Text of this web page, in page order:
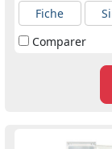
Fiche
Comparer